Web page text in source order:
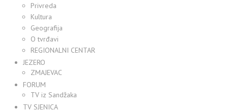
Privreda
Kultura
Geografija
O tvrđavi
REGIONALNI CENTAR
JEZERO
ZMAJEVAC
FORUM
TV iz Sandžaka
TV SJENICA